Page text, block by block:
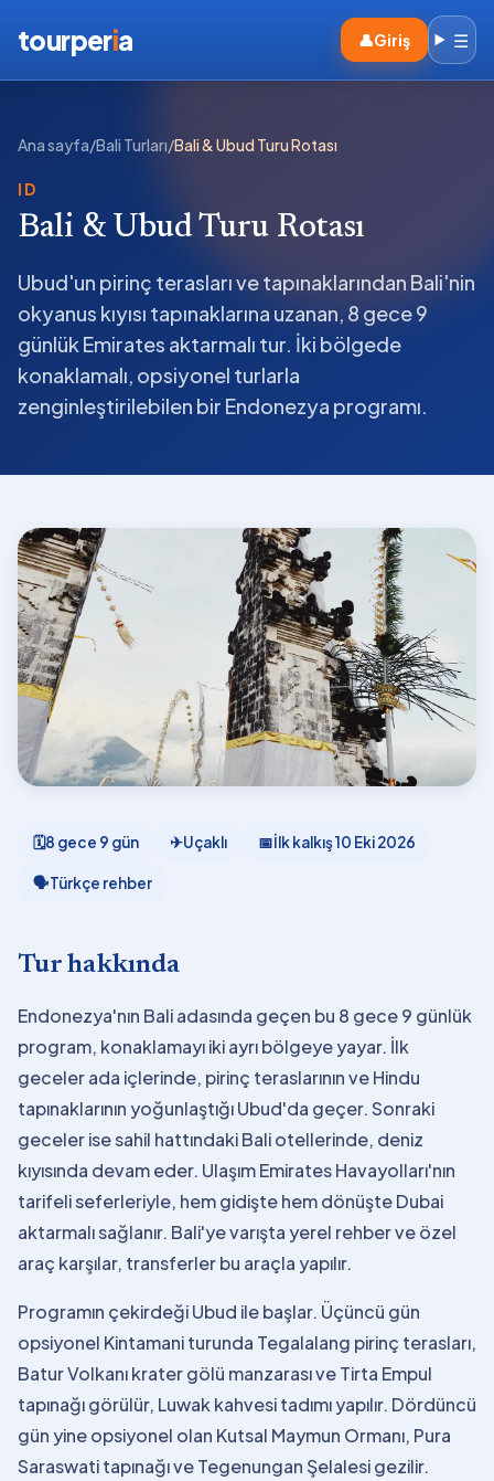
tourperia 👤Giriş ☰
Ana sayfa/Bali Turları/Bali & Ubud Turu Rotası
ID
Bali & Ubud Turu Rotası
Ubud'un pirinç terasları ve tapınaklarından Bali'nin
okyanus kıyısı tapınaklarına uzanan, 8 gece 9
günlük Emirates aktarmalı tur. İki bölgede
konaklamalı, opsiyonel turlarla
zenginleştirilebilen bir Endonezya programı.
🗓8 gece 9 gün ✈Uçaklı 📅İlk kalkış10 Eki 2026
🗣Türkçe rehber
Tur hakkında
Endonezya'nın Bali adasında geçen bu 8 gece 9 günlük
program, konaklamayı iki ayrı bölgeye yayar. İlk
geceler ada içlerinde, pirinç teraslarının ve Hindu
tapınaklarının yoğunlaştığı Ubud'da geçer. Sonraki
geceler ise sahil hattındaki Bali otellerinde, deniz
kıyısında devam eder. Ulaşım Emirates Havayolları'nın
tarifeli seferleriyle, hem gidişte hem dönüşte Dubai
aktarmalı sağlanır. Bali'ye varışta yerel rehber ve özel
araç karşılar, transferler bu araçla yapılır.
Programın çekirdeği Ubud ile başlar. Üçüncü gün
opsiyonel Kintamani turunda Tegalalang pirinç terasları,
Batur Volkanı krater gölü manzarası ve Tirta Empul
tapınağı görülür, Luwak kahvesi tadımı yapılır. Dördüncü
gün yine opsiyonel olan Kutsal Maymun Ormanı, Pura
Saraswati tapınağı ve Tegenungan Şelalesi gezilir.